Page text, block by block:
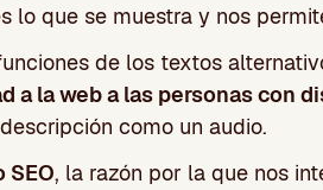
lo que se muestra y nos
de los textos
a la web a las personas con
como un audio.
SEO, la razón por la que nos